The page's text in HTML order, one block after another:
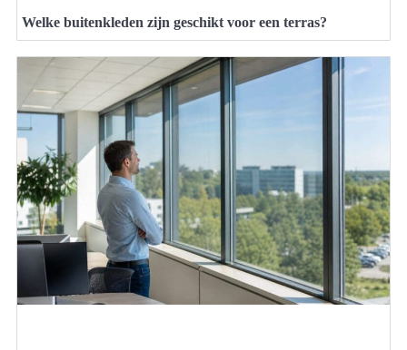
Welke buitenkleden zijn geschikt voor een terras?